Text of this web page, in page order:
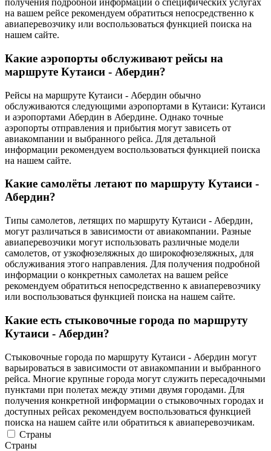
получения подробной информации о специфических услугах
на вашем рейсе рекомендуем обратиться непосредственно к
авиаперевозчику или воспользоваться функцией поиска на
нашем сайте.
Какие аэропорты обслуживают рейсы на
маршруте Кутаиси - Абердин?
Рейсы на маршруте Кутаиси - Абердин обычно
обслуживаются следующими аэропортами в Кутаиси: Кутаиси
и аэропортами Абердин в Абердине. Однако точные
аэропорты отправления и прибытия могут зависеть от
авиакомпании и выбранного рейса. Для детальной
информации рекомендуем воспользоваться функцией поиска
на нашем сайте.
Какие самолёты летают по маршруту Кутаиси -
Абердин?
Типы самолетов, летящих по маршруту Кутаиси - Абердин,
могут различаться в зависимости от авиакомпании. Разные
авиаперевозчики могут использовать различные модели
самолетов, от узкофюзеляжных до широкофюзеляжных, для
обслуживания этого направления. Для получения подробной
информации о конкретных самолетах на вашем рейсе
рекомендуем обратиться непосредственно к авиаперевозчику
или воспользоваться функцией поиска на нашем сайте.
Какие есть стыковочные города по маршруту
Кутаиси - Абердин?
Стыковочные города по маршруту Кутаиси - Абердин могут
варьироваться в зависимости от авиакомпании и выбранного
рейса. Многие крупные города могут служить пересадочными
пунктами при полетах между этими двумя городами. Для
получения конкретной информации о стыковочных городах и
доступных рейсах рекомендуем воспользоваться функцией
поиска на нашем сайте или обратиться к авиаперевозчикам.
Страны
Страны